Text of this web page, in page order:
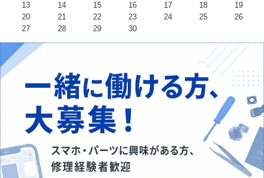
13
14 15 16 17 18
19
20
21 22 23 24 25
26
27
28 29 30